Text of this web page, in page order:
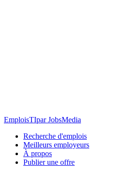
EmploisTIpar JobsMedia
Recherche d'emplois
Meilleurs employeurs
À propos
Publier une offre